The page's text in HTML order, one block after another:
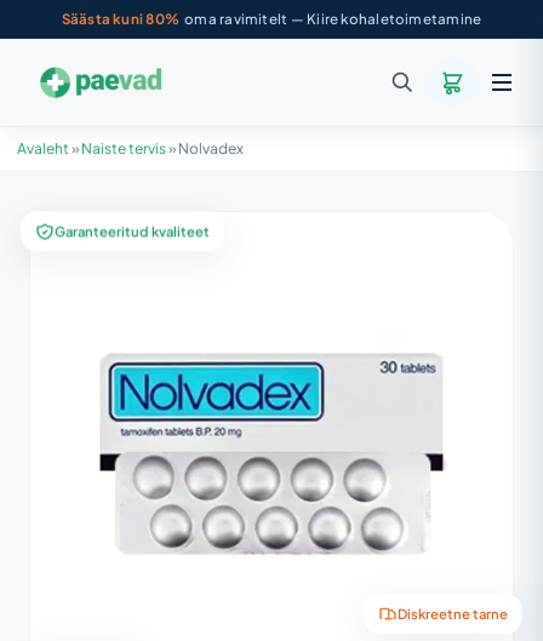
Säästa kuni 80% oma ravimitelt — Kiire kohaletoimetamine
Avaleht » Naiste tervis» Nolvadex
Garanteeritud kvaliteet
Diskreetne tarne